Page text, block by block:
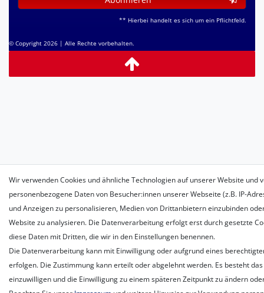
** Hierbei handelt es sich um ein Pflichtfeld.
© Copyright 2026 | Alle Rechte vorbehalten.
Wir verwenden Cookies und ähnliche Technologien auf unserer Website und
personenbezogene Daten von Besucher:innen unserer Webseite (z.B. IP-
und Anzeigen zu personalisieren, Medien von Drittanbietern einzubinden
Website zu analysieren. Die Datenverarbeitung erfolgt erst durch gesetzte
diese Daten mit Dritten, die wir in den Einstellungen benennen.
Die Datenverarbeitung kann mit Einwilligung oder aufgrund eines
erfolgen. Die Zustimmung kann erteilt oder abgelehnt werden. Es besteht das
einzuwilligen und die Einwilligung zu einem späteren Zeitpunkt zu ändern